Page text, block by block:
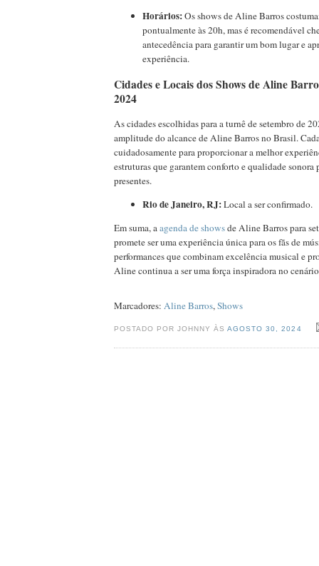
Horários:Os shows de Aline Barros
pontualmente às 20h, mas é recomendável
antecedência para garantir um bom lugar e
experiência.
Cidades e Locais dos Shows de Aline
2024
As cidades escolhidas para a turnê de setembro de
amplitude do alcance de Aline Barros no Brasil.
cuidadosamente para proporcionar a melhor
estruturas que garantem conforto e qualidade sonora
presentes.
Rio de Janeiro, RJ:Local a ser confirmado.
Em suma, aagenda de showsde Aline Barros para
promete ser uma experiência única para os fãs de
performances que combinam excelência musical e
Aline continua a ser uma força inspiradora no
Marcadores: Aline Barros,Shows
POSTADO POR JOHNNY ÀSAGOSTO 30, 2024